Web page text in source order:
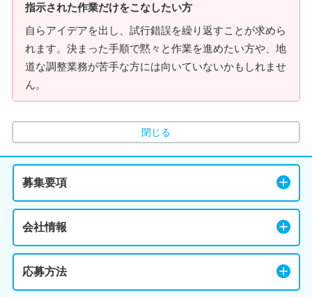
指示された作業だけをこなしたい方
自らアイデアを出し、試行錯誤を繰り返すことが求めら
れます。決まった手順で黙々と作業を進めたい方や、地
道な調整業務が苦手な方には向いていないかもしれませ
ん。
閉じる
募集要項
会社情報
応募方法